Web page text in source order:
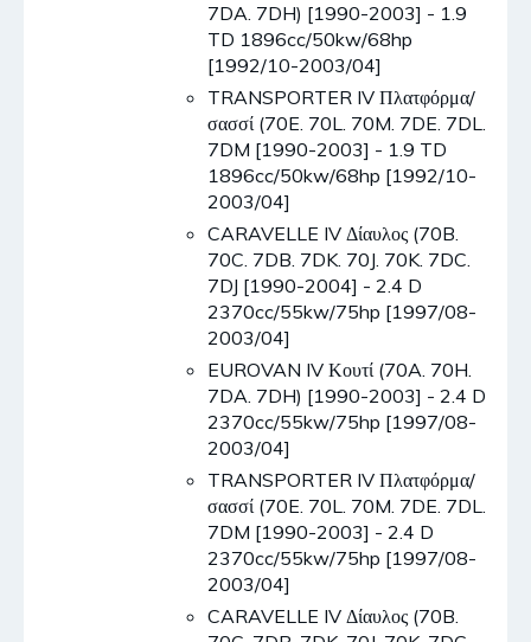
7DA. 7DH) [1990-2003] - 1.9
TD 1896cc/50kw/68hp
[1992/10-2003/04]
TRANSPORTER IV Πλατφόρμα/
σασσί (70E. 70L. 70M. 7DE. 7DL.
7DM [1990-2003] - 1.9 TD
1896cc/50kw/68hp [1992/10-
2003/04]
CARAVELLE IV Δίαυλος (70B.
70C. 7DB. 7DK. 70J. 70K. 7DC.
7DJ [1990-2004] - 2.4 D
2370cc/55kw/75hp [1997/08-
2003/04]
EUROVAN IV Κουτί (70A. 70H.
7DA. 7DH) [1990-2003] - 2.4 D
2370cc/55kw/75hp [1997/08-
2003/04]
TRANSPORTER IV Πλατφόρμα/
σασσί (70E. 70L. 70M. 7DE. 7DL.
7DM [1990-2003] - 2.4 D
2370cc/55kw/75hp [1997/08-
2003/04]
CARAVELLE IV Δίαυλος (70B.